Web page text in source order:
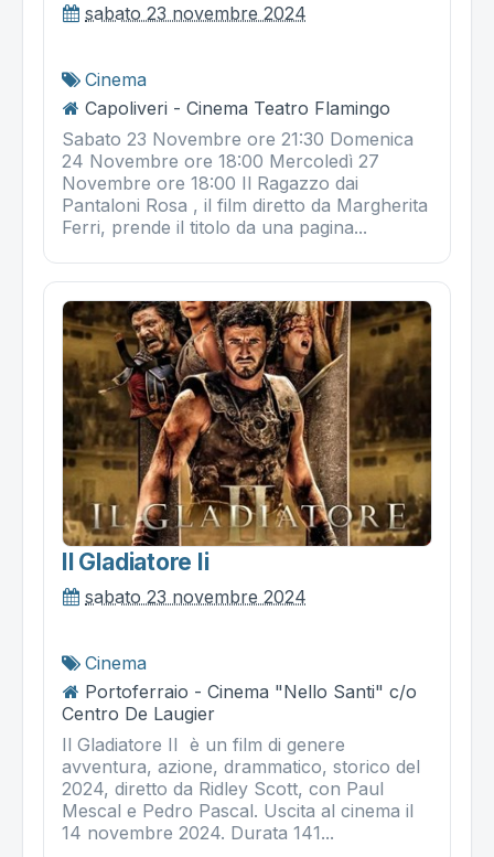
sabato 23 novembre 2024
Cinema
Capoliveri - Cinema Teatro Flamingo
Sabato 23 Novembre ore 21:30 Domenica
24 Novembre ore 18:00 Mercoledì 27
Novembre ore 18:00 Il Ragazzo dai
Pantaloni Rosa , il film diretto da Margherita
Ferri, prende il titolo da una pagina...
Il Gladiatore Ii
sabato 23 novembre 2024
Cinema
Portoferraio - Cinema "Nello Santi" c/o
Centro De Laugier
Il Gladiatore II è un film di genere
avventura, azione, drammatico, storico del
2024, diretto da Ridley Scott, con Paul
Mescal e Pedro Pascal. Uscita al cinema il
14 novembre 2024. Durata 141...